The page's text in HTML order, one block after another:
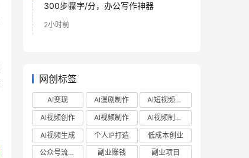
300步骤字/分，办公写作神器
2小时前
网创标签
AI变现 AI漫剧制作
AI短视频制作
AI视频创作
AI视频制作
AI视频制作教程
AI视频生成
个人IP打造
低成本创业
公众号流量主
副业赚钱
副业项目